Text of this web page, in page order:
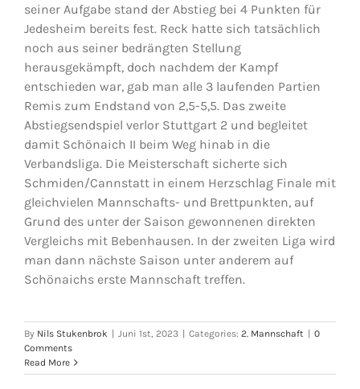
seiner Aufgabe stand der Abstieg bei 4 Punkten für
Jedesheim bereits fest. Reck hatte sich tatsächlich
noch aus seiner bedrängten Stellung
herausgekämpft, doch nachdem der Kampf
entschieden war, gab man alle 3 laufenden Partien
Remis zum Endstand von 2,5-5,5. Das zweite
Abstiegsendspiel verlor Stuttgart 2 und begleitet
damit Schönaich II beim Weg hinab in die
Verbandsliga. Die Meisterschaft sicherte sich
Schmiden/Cannstatt in einem Herzschlag Finale mit
gleichvielen Mannschafts- und Brettpunkten, auf
Grund des unter der Saison gewonnenen direkten
Vergleichs mit Bebenhausen. In der zweiten Liga wird
man dann nächste Saison unter anderem auf
Schönaichs erste Mannschaft treffen.
By Nils Stukenbrok | Juni 1st, 2023 | Categories: 2. Mannschaft | 0
Comments
Read More